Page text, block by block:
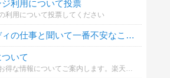
利用について投票
利用について投票してください
チャットレディの仕事と聞いて一番不安なことは？
いて
楽天の使い方やお得な情報についてご案内します。楽天市場や楽天カードを効果的に活用するポイントを知ることが大切です。